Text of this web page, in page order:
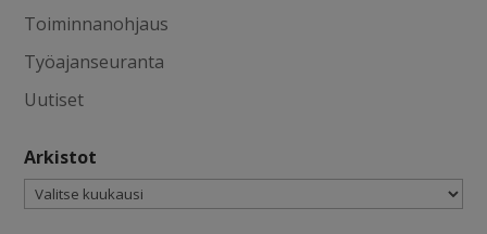
Toiminnanohjaus
Työajanseuranta
Uutiset
Arkistot
Arkistot